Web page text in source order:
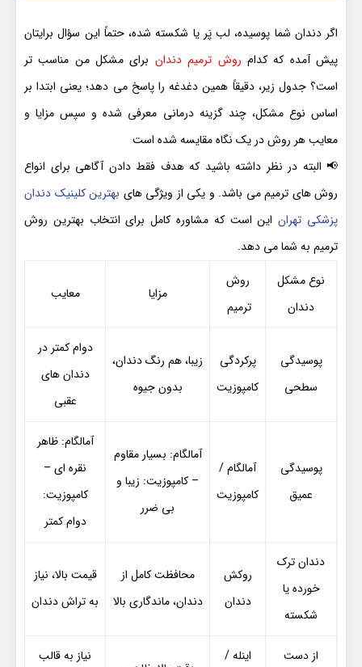
اگر دندان شما پوسیده، لب پَر یا شکسته شده، حتماً این سؤال برایتان
پیش آمده که کدام روش ترمیم دندان برای مشکل من مناسب تر
است؟ جدول زیر، دقیقاً همین دغدغه را پاسخ می دهد؛ یعنی ابتدا بر
اساس نوع مشکل، چند گزینه درمانی معرفی شده و سپس مزایا و
معایب هر روش در یک نگاه مقایسه شده است
📢 البته در نظر داشته باشید که هدف فقط دادن آگاهی برای انواع
روش های ترمیم می باشد. و یکی از ویژگی های بهترین کلینیک دندان
پزشکی تهراناین است که مشاوره کامل برای انتخاب بهترین روش
ترمیم به شما می دهد.
نوع مشکل
دندان
روش
ترمیم
مزایا معایب
پوسیدگی
سطحی
پرکردگی
کامپوزیت
زیبا، هم رنگ دندان،
بدون جیوه
دوام کمتر در
دندان های
عقبی
پوسیدگی
عمیق
آمالگام /
کامپوزیت
آمالگام: بسیار مقاوم
– کامپوزیت: زیبا و
بی ضرر
آمالگام: ظاهر
نقره ای –
کامپوزیت:
دوام کمتر
دندان ترک
خورده یا
شکسته
روکش
دندان
محافظت کامل از
دندان، ماندگاری بالا
قیمت بالا، نیاز
به تراش دندان
از دست
اینله /
نیاز به قالب